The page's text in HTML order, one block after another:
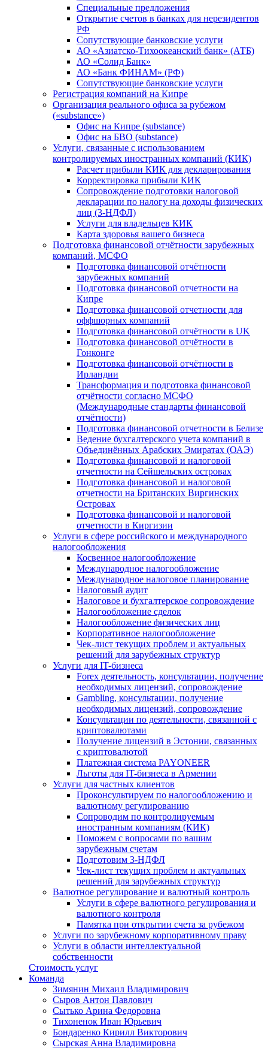
Специальные предложения
Открытие счетов в банках для нерезидентов
РФ
Сопутствующие банковские услуги
АО «Азиатско-Тихоокеанский банк» (АТБ)
АО «Солид Банк»
АО «Банк ФИНАМ» (РФ)
Сопутствующие банковские услуги
Регистрация компаний на Кипре
Организация реального офиса за рубежом
(«substance»)
Офис на Кипре (substance)
Офис на БВО (substance)
Услуги, связанные с использованием
контролируемых иностранных компаний (КИК)
Расчет прибыли КИК для декларирования
Корректировка прибыли КИК
Сопровождение подготовки налоговой
декларации по налогу на доходы физических
лиц (3-НДФЛ)
Услуги для владельцев КИК
Карта здоровья вашего бизнеса
Подготовка финансовой отчётности зарубежных
компаний, МСФО
Подготовка финансовой отчётности
зарубежных компаний
Подготовка финансовой отчетности на
Кипре
Подготовка финансовой отчетности для
оффшорных компаний
Подготовка финансовой отчётности в UK
Подготовка финансовой отчётности в
Гонконге
Подготовка финансовой отчётности в
Ирландии
Трансформация и подготовка финансовой
отчётности согласно МСФО
(Международные стандарты финансовой
отчётности)
Подготовка финансовой отчетности в Белизе
Ведение бухгалтерского учета компаний в
Объединённых Арабских Эмиратах (ОАЭ)
Подготовка финансовой и налоговой
отчетности на Сейшельских островах
Подготовка финансовой и налоговой
отчетности на Британских Виргинских
Островах
Подготовка финансовой и налоговой
отчетности в Киргизии
Услуги в сфере российского и международного
налогообложения
Косвенное налогообложение
Международное налогообложение
Международное налоговое планирование
Налоговый аудит
Налоговое и бухгалтерское сопровождение
Налогообложение сделок
Налогообложение физических лиц
Корпоративное налогообложение
Чек-лист текущих проблем и актуальных
решений для зарубежных структур
Услуги для IT-бизнеса
Forex деятельность, консультации, получение
необходимых лицензий, сопровождение
Gambling, консультации, получение
необходимых лицензий, сопровождение
Консультации по деятельности, связанной с
криптовалютами
Получение лицензий в Эстонии, связанных
с криптовалютой
Платежная система PAYONEER
Льготы для IT-бизнеса в Армении
Услуги для частных клиентов
Проконсультируем по налогообложению и
валютному регулированию
Сопроводим по контролируемым
иностранным компаниям (КИК)
Поможем с вопросами по вашим
зарубежным счетам
Подготовим 3-НДФЛ
Чек-лист текущих проблем и актуальных
решений для зарубежных структур
Валютное регулирование и валютный контроль
Услуги в сфере валютного регулирования и
валютного контроля
Памятка при открытии счета за рубежом
Услуги по зарубежному корпоративному праву
Услуги в области интеллектуальной
собственности
Стоимость услуг
Команда
Зимянин Михаил Владимирович
Сыров Антон Павлович
Сытько Арина Федоровна
Тихоненок Иван Юрьевич
Бондаренко Кирилл Викторович
Сырская Анна Владимировна